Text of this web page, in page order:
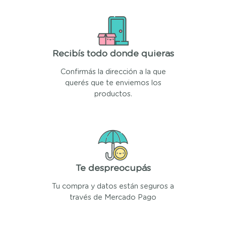
Recibís todo donde quieras
Confirmás la dirección a la que
querés que te enviemos los
productos.
Te despreocupás
Tu compra y datos están seguros a
través de Mercado Pago